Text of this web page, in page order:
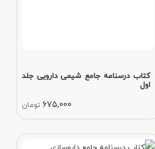
کتاب درسنامه جامع شیمی دارویی جلد
اول
675,000 تومان